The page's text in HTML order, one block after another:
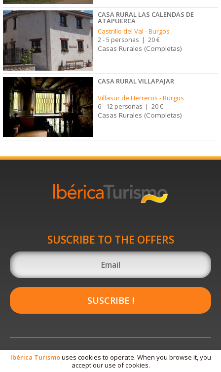
CASA RURAL LAS CALENDAS DE
ATAPUERCA
Castrillo del Val -Burgos
2 - 5 personas | 20 €
Casas Rurales (Completas)
CASA RURAL VILLAPAJAR
Villasur de Herreros -Burgos
6 - 12 personas | 20 €
Casas Rurales (Completas)
SUSCRIBE TO THE OFFERS
SUSCRIBE !
Ibérica Turismouses cookies to operate. When you browse it, you
accept our use of cookies.